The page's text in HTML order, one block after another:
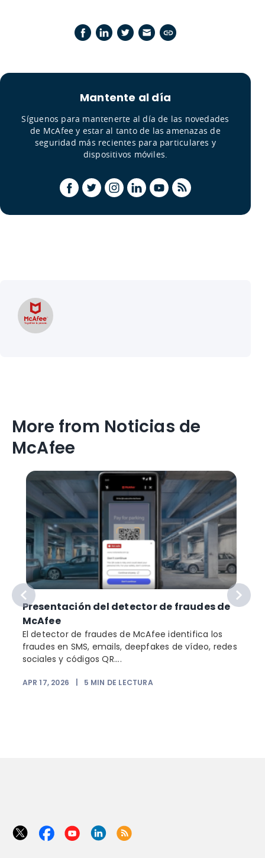
Mantente al día
Síguenos para mantenerte al día de las novedades
de McAfee y estar al tanto de las amenazas de
seguridad más recientes para particulares y
dispositivos móviles.
More from Noticias de
McAfee
Presentación del detector de fraudes de
McAfee
El detector de fraudes de McAfee identifica los
fraudes en SMS, emails, deepfakes de vídeo, redes
sociales y códigos QR....
APR 17, 2026 5 MIN DE LECTURA